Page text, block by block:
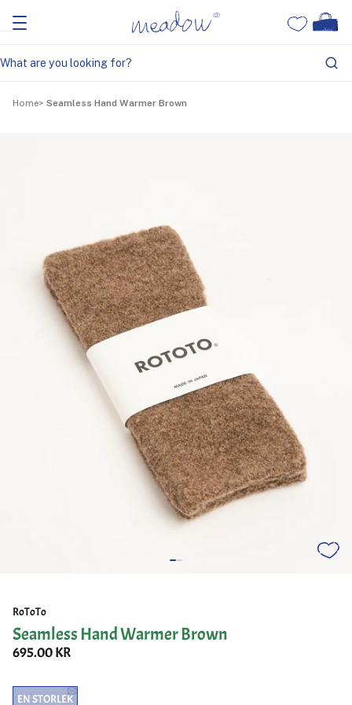
Home Seamless Hand Warmer Brown
RoToTo
Seamless Hand Warmer Brown
695.00 KR
EN STORLEK